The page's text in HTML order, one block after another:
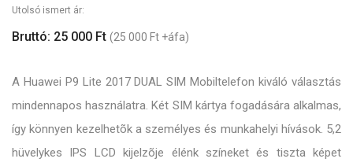
Utolsó ismert ár:
Bruttó: 25 000 Ft (25 000 Ft +áfa)
A Huawei P9 Lite 2017 DUAL SIM Mobiltelefon kiváló választás
mindennapos használatra. Két SIM kártya fogadására alkalmas,
így könnyen kezelhetõk a személyes és munkahelyi hívások. 5,2
hüvelykes IPS LCD kijelzõje élénk színeket és tiszta képet